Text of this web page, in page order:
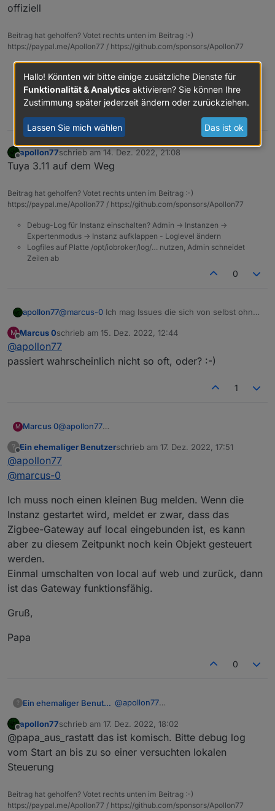
Wolfgang
offiziell
Beitrag hat geholfen? Votet rechts unten im Beitrag :-)
https://paypal.me/Apollon77 / https://github.com/sponsors/Apollon77
Expertenmodus -> Instanz aufklappen - Loglevel ändern
Logfiles auf Platte /opt/iobroker/log/… nutzen, Admin schneidet
Zeilen ab
0
Offline
apollon77schrieb am 14. Dez. 2022, 21:08
zuletzt editiert von
Tuya 3.11 auf dem Weg
Beitrag hat geholfen? Votet rechts unten im Beitrag :-)
https://paypal.me/Apollon77 / https://github.com/sponsors/Apollon77
Debug-Log für Instanz einschalten? Admin -> Instanzen ->
Expertenmodus -> Instanz aufklappen - Loglevel ändern
Logfiles auf Platte /opt/iobroker/log/… nutzen, Admin schneidet
Zeilen ab
0
apollon77@marcus-0 Ich mag Issues die sich von selbst ohne
M
Offline
Marcus 0schrieb am 15. Dez. 2022, 12:44
zuletzt editiert von
@apollon77
passiert wahrscheinlich nicht so oft, oder? :-)
1
M Marcus 0@apollon77
?
Offline
Ein ehemaliger Benutzerschrieb am 17. Dez. 2022, 17:51
zuletzt editiert von
@apollon77
@marcus-0
Ich muss noch einen kleinen Bug melden. Wenn die
Instanz gestartet wird, meldet er zwar, dass das
Zigbee-Gateway auf local eingebunden ist, es kann
aber zu diesem Zeitpunkt noch kein Objekt gesteuert
werden.
Einmal umschalten von local auf web und zurück, dann
ist das Gateway funktionsfähig.
Gruß,
Papa
0
? Ein ehemaliger Benutzer @apollon77
Ich muss noch einen kleinen Bug
melden. Wenn die Instanz gestartet
wird, meldet er zwar, dass das
gesteuert werden.
Einmal umschalten von local auf web
Gruß,
apollon77schrieb am 17. Dez. 2022, 18:02
zuletzt editiert von
@papa_aus_rastatt das ist komisch. Bitte debug log
vom Start an bis zu so einer versuchten lokalen
Steuerung
Beitrag hat geholfen? Votet rechts unten im Beitrag :-)
https://paypal.me/Apollon77 / https://github.com/sponsors/Apollon77
Hallo! Könnten wir bitte einige zusätzliche Dienste für
Funktionalität & Analytics aktivieren? Sie können Ihre
Zustimmung später jederzeit ändern oder zurückziehen.
Lassen Sie mich wählen Das ist ok